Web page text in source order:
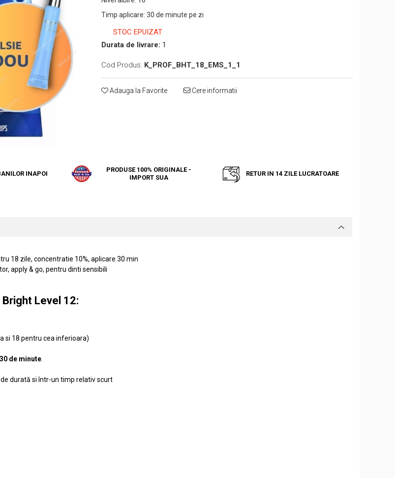
Timp aplicare: 30 de minute pe zi
STOC EPUIZAT
Durata de livrare: 1
Cod Produs: K_PROF_BHT_18_EMS_1_1
Adauga la Favorite Cere informatii
INAPOI
PRODUSE 100% ORIGINALE -
IMPORT SUA
RETUR IN 14 ZILE LUCRATOARE
18 zile, concentratie 10%, aplicare 30 min
apply & go, pentru dinti sensibili
Level 12:
si 18 pentru cea inferioara)
30 de minute.
durată si într-un timp relativ scurt